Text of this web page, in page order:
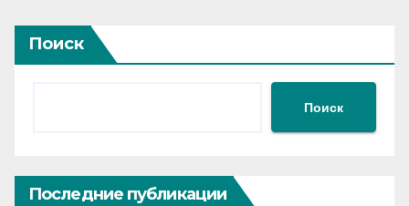
Поиск
Поиск
Последние публикации